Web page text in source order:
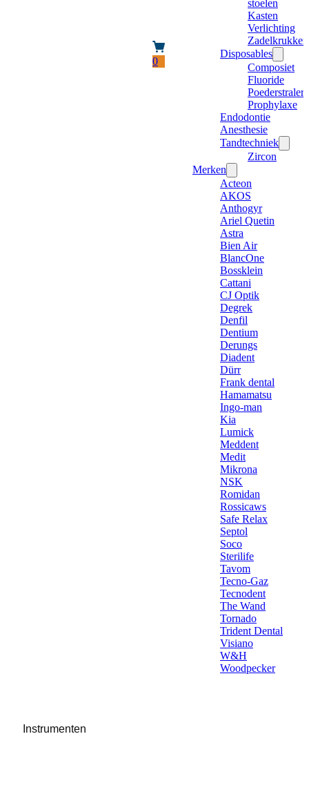
0
stoelen
Kasten
Verlichting
Zadelkrukken
Disposables
Composiet
Fluoride
Poederstraler
Prophylaxe
Endodontie
Anesthesie
Tandtechniek
Zircon
Merken
Acteon
AKOS
Anthogyr
Ariel Quetin
Astra
Bien Air
BlancOne
Bossklein
Cattani
CJ Optik
Degrek
Denfil
Dentium
Derungs
Diadent
Dürr
Frank dental
Hamamatsu
Ingo-man
Kia
Lumick
Meddent
Medit
Mikrona
NSK
Romidan
Rossicaws
Safe Relax
Septol
Soco
Sterilife
Tavom
Tecno-Gaz
Tecnodent
The Wand
Tornado
Trident Dental
Visiano
W&H
Woodpecker
Instrumenten